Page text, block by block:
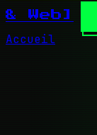
& Web]
Accueil